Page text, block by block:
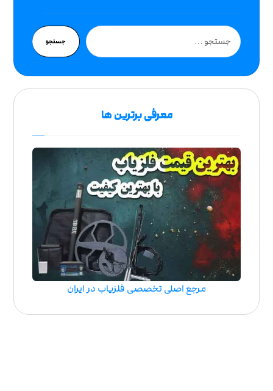
جستجو
معرفی برترین ها
مرجع اصلی تخصصی فلزیاب در ایران